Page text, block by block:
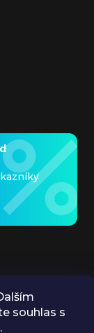
souhlas s
.